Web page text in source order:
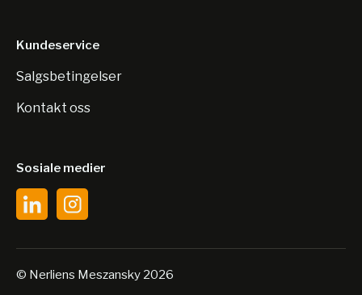
Kundeservice
Salgsbetingelser
Kontakt oss
Sosiale medier
© Nerliens Meszansky 2026